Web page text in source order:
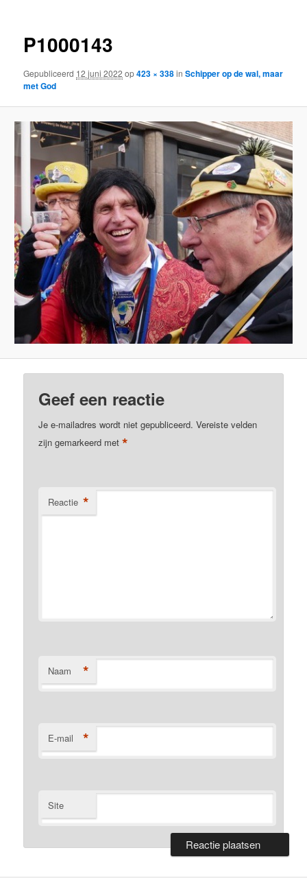
P1000143
Gepubliceerd 12 juni 2022 op423 × 338inSchipper op de wal, maar
met God
Geef een reactie
Je e-mailadres wordt niet gepubliceerd. Vereiste velden
zijn gemarkeerd met*
Reactie *
Naam *
E-mail *
Site